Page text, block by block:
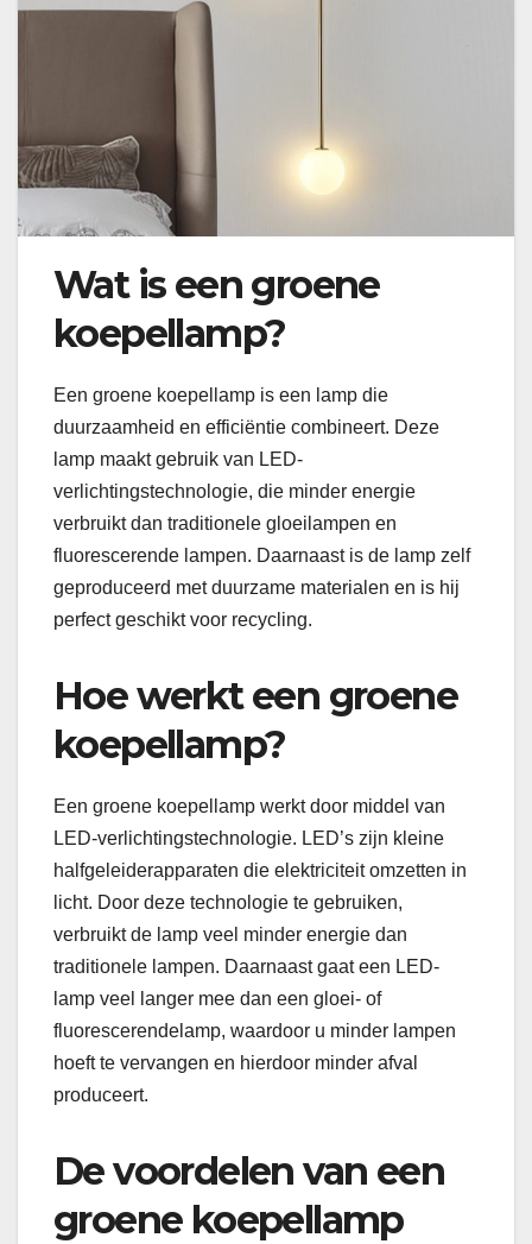
Wat is een groene
koepellamp?
Een groene koepellamp is een lamp die
duurzaamheid en efficiëntie combineert. Deze
lamp maakt gebruik van LED-
verlichtingstechnologie, die minder energie
verbruikt dan traditionele gloeilampen en
fluorescerende lampen. Daarnaast is de lamp zelf
geproduceerd met duurzame materialen en is hij
perfect geschikt voor recycling.
Hoe werkt een groene
koepellamp?
Een groene koepellamp werkt door middel van
LED-verlichtingstechnologie. LED’s zijn kleine
halfgeleiderapparaten die elektriciteit omzetten in
licht. Door deze technologie te gebruiken,
verbruikt de lamp veel minder energie dan
traditionele lampen. Daarnaast gaat een LED-
lamp veel langer mee dan een gloei- of
fluorescerendelamp, waardoor u minder lampen
hoeft te vervangen en hierdoor minder afval
produceert.
De voordelen van een
groene koepellamp